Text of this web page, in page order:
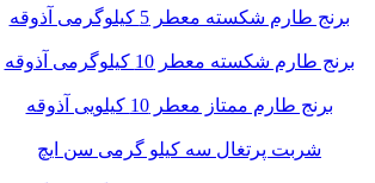
برنج طارم شکسته معطر 5 کیلوگرمی آذوقه
برنج طارم شکسته معطر 10 کیلوگرمی آذوقه
برنج طارم ممتاز معطر 10 کیلویی آذوقه
شربت پرتغال سه کیلو گرمی سن ایچ